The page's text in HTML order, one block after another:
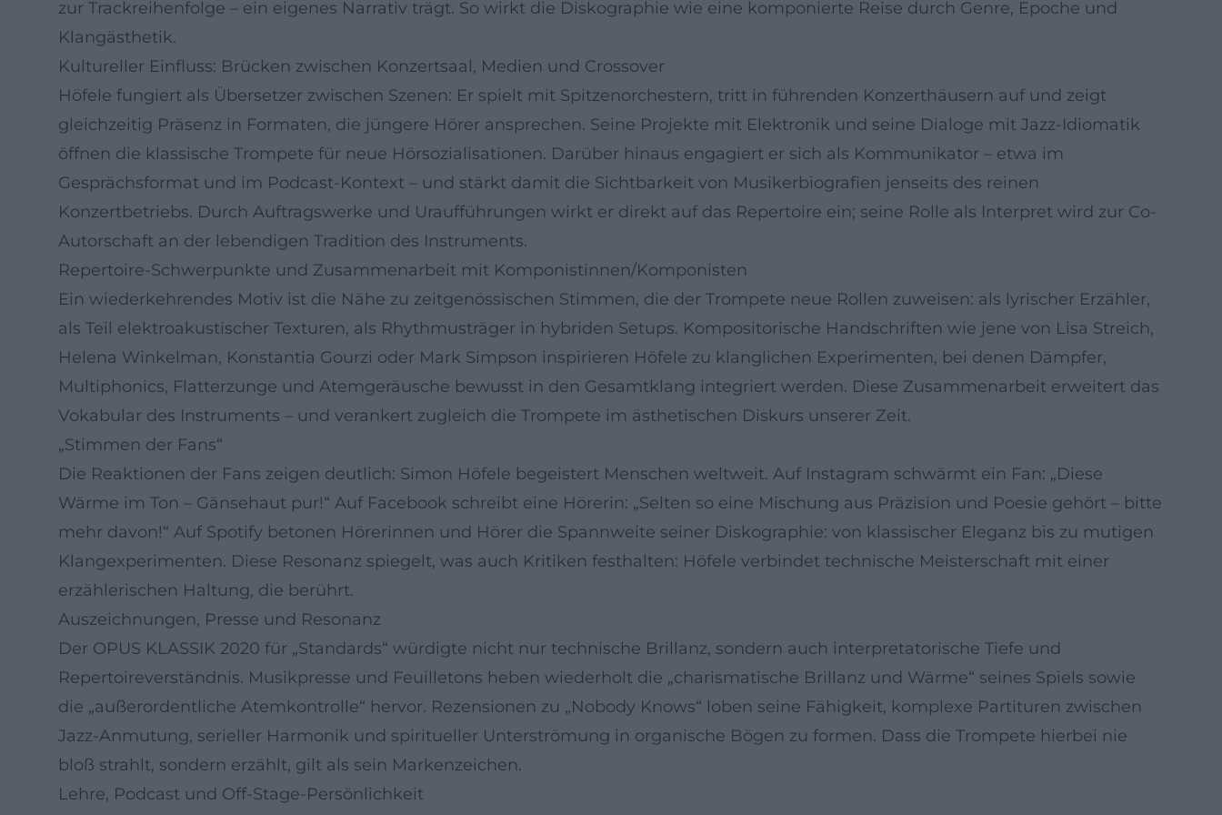
zur Trackreihenfolge – ein eigenes Narrativ trägt. So wirkt die Diskographie wie eine komponierte Reise durch Genre, Epoche und
Klangästhetik.
Kultureller Einfluss: Brücken zwischen Konzertsaal, Medien und Crossover
Höfele fungiert als Übersetzer zwischen Szenen: Er spielt mit Spitzenorchestern, tritt in führenden Konzerthäusern auf und zeigt
gleichzeitig Präsenz in Formaten, die jüngere Hörer ansprechen. Seine Projekte mit Elektronik und seine Dialoge mit Jazz-Idiomatik
öffnen die klassische Trompete für neue Hörsozialisationen. Darüber hinaus engagiert er sich als Kommunikator – etwa im
Gesprächsformat und im Podcast-Kontext – und stärkt damit die Sichtbarkeit von Musikerbiografien jenseits des reinen
Konzertbetriebs. Durch Auftragswerke und Uraufführungen wirkt er direkt auf das Repertoire ein; seine Rolle als Interpret wird zur Co-
Autorschaft an der lebendigen Tradition des Instruments.
Repertoire-Schwerpunkte und Zusammenarbeit mit Komponistinnen/Komponisten
Ein wiederkehrendes Motiv ist die Nähe zu zeitgenössischen Stimmen, die der Trompete neue Rollen zuweisen: als lyrischer Erzähler,
als Teil elektroakustischer Texturen, als Rhythmusträger in hybriden Setups. Kompositorische Handschriften wie jene von Lisa Streich,
Helena Winkelman, Konstantia Gourzi oder Mark Simpson inspirieren Höfele zu klanglichen Experimenten, bei denen Dämpfer,
Multiphonics, Flatterzunge und Atemgeräusche bewusst in den Gesamtklang integriert werden. Diese Zusammenarbeit erweitert das
Vokabular des Instruments – und verankert zugleich die Trompete im ästhetischen Diskurs unserer Zeit.
„Stimmen der Fans“
Die Reaktionen der Fans zeigen deutlich: Simon Höfele begeistert Menschen weltweit. Auf Instagram schwärmt ein Fan: „Diese
Wärme im Ton – Gänsehaut pur!“ Auf Facebook schreibt eine Hörerin: „Selten so eine Mischung aus Präzision und Poesie gehört – bitte
mehr davon!“ Auf Spotify betonen Hörerinnen und Hörer die Spannweite seiner Diskographie: von klassischer Eleganz bis zu mutigen
Klangexperimenten. Diese Resonanz spiegelt, was auch Kritiken festhalten: Höfele verbindet technische Meisterschaft mit einer
erzählerischen Haltung, die berührt.
Auszeichnungen, Presse und Resonanz
Der OPUS KLASSIK 2020 für „Standards“ würdigte nicht nur technische Brillanz, sondern auch interpretatorische Tiefe und
Repertoireverständnis. Musikpresse und Feuilletons heben wiederholt die „charismatische Brillanz und Wärme“ seines Spiels sowie
die „außerordentliche Atemkontrolle“ hervor. Rezensionen zu „Nobody Knows“ loben seine Fähigkeit, komplexe Partituren zwischen
Jazz-Anmutung, serieller Harmonik und spiritueller Unterströmung in organische Bögen zu formen. Dass die Trompete hierbei nie
bloß strahlt, sondern erzählt, gilt als sein Markenzeichen.
Lehre, Podcast und Off-Stage-Persönlichkeit